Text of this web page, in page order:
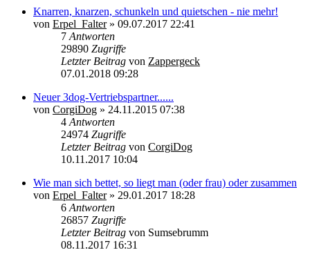
Knarren, knarzen, schunkeln und quietschen - nie mehr!
von Erpel_Falter» 09.07.2017 22:41
7 Antworten
29890 Zugriffe
Letzter Beitrag von Zappergeck
07.01.2018 09:28
Neuer 3dog-Vertriebspartner......
von CorgiDog » 24.11.2015 07:38
4 Antworten
24974 Zugriffe
Letzter Beitrag von CorgiDog
10.11.2017 10:04
Wie man sich bettet, so liegt man (oder frau) oder zusammen
von Erpel_Falter» 29.01.2017 18:28
6 Antworten
26857 Zugriffe
Letzter Beitrag von Sumsebrumm
08.11.2017 16:31